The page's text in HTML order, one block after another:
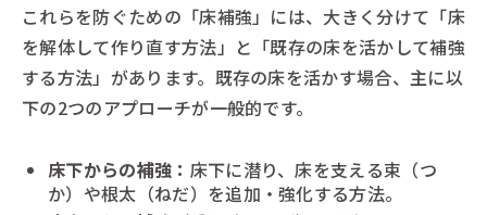
これらを防ぐための「床補強」には、大きく分けて「床
を解体して作り直す方法」と「既存の床を活かして補強
する方法」があります。既存の床を活かす場合、主に以
下の2つのアプローチが一般的です。
床下からの補強： 床下に潜り、床を支える束（つ
か）や根太（ねだ）を追加・強化する方法。